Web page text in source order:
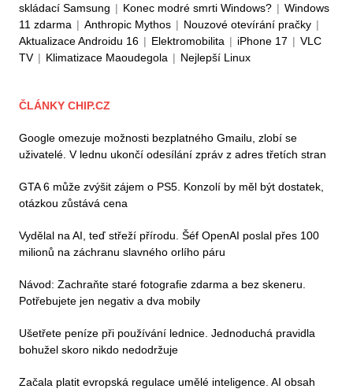
skládací Samsung | Konec modré smrti Windows? | Windows
11 zdarma | Anthropic Mythos | Nouzové otevírání pračky |
Aktualizace Androidu 16 | Elektromobilita | iPhone 17 | VLC
TV | Klimatizace Maoudegola | Nejlepší Linux
ČLÁNKY CHIP.CZ
Google omezuje možnosti bezplatného Gmailu, zlobí se
uživatelé. V lednu ukončí odesílání zpráv z adres třetích stran
GTA 6 může zvýšit zájem o PS5. Konzolí by měl být dostatek,
otázkou zůstává cena
Vydělal na AI, teď střeží přírodu. Šéf OpenAI poslal přes 100
milionů na záchranu slavného orlího páru
Návod: Zachraňte staré fotografie zdarma a bez skeneru.
Potřebujete jen negativ a dva mobily
Ušetřete peníze při používání lednice. Jednoduchá pravidla
bohužel skoro nikdo nedodržuje
Začala platit evropská regulace umělé inteligence. AI obsah